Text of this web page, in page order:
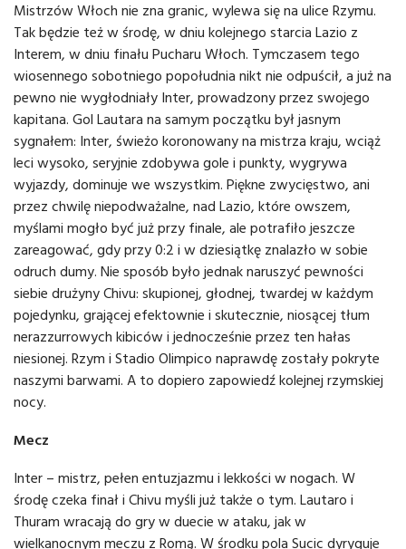
Mistrzów Włoch nie zna granic, wylewa się na ulice Rzymu.
Tak będzie też w środę, w dniu kolejnego starcia Lazio z
Interem, w dniu finału Pucharu Włoch. Tymczasem tego
wiosennego sobotniego popołudnia nikt nie odpuścił, a już na
pewno nie wygłodniały Inter, prowadzony przez swojego
kapitana. Gol Lautara na samym początku był jasnym
sygnałem: Inter, świeżo koronowany na mistrza kraju, wciąż
leci wysoko, seryjnie zdobywa gole i punkty, wygrywa
wyjazdy, dominuje we wszystkim. Piękne zwycięstwo, ani
przez chwilę niepodważalne, nad Lazio, które owszem,
myślami mogło być już przy finale, ale potrafiło jeszcze
zareagować, gdy przy 0:2 i w dziesiątkę znalazło w sobie
odruch dumy. Nie sposób było jednak naruszyć pewności
siebie drużyny Chivu: skupionej, głodnej, twardej w każdym
pojedynku, grającej efektownie i skutecznie, niosącej tłum
nerazzurrowych kibiców i jednocześnie przez ten hałas
niesionej. Rzym i Stadio Olimpico naprawdę zostały pokryte
naszymi barwami. A to dopiero zapowiedź kolejnej rzymskiej
nocy.
Mecz
Inter – mistrz, pełen entuzjazmu i lekkości w nogach. W
środę czeka finał i Chivu myśli już także o tym. Lautaro i
Thuram wracają do gry w duecie w ataku, jak w
wielkanocnym meczu z Romą. W środku pola Sucic dyryguje